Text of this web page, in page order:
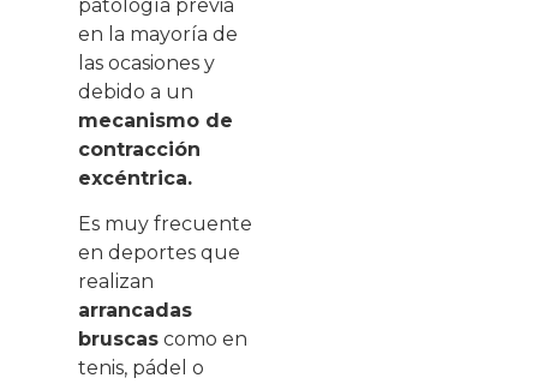
patología previa
en la mayoría de
las ocasiones y
debido a un
mecanismo de
contracción
excéntrica.
Es muy frecuente
en deportes que
realizan
arrancadas
bruscas como en
tenis, pádel o